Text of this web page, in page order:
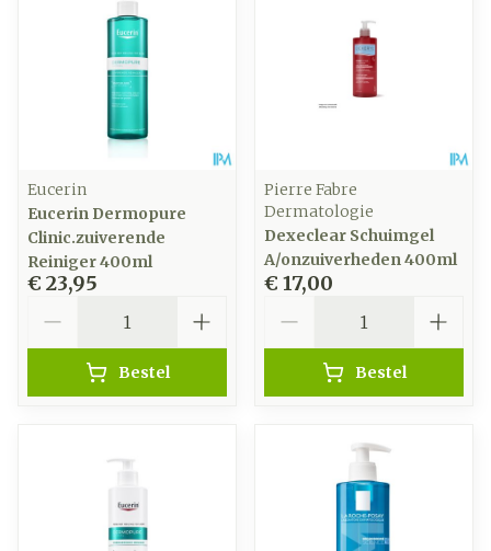
Eucerin
Eucerin Dermopure
Clinic.zuiverende
Reiniger 400ml
€ 23,95
Bestel
Pierre Fabre
Dermatologie
Dexeclear Schuimgel
A/onzuiverheden 400ml
€ 17,00
Bestel